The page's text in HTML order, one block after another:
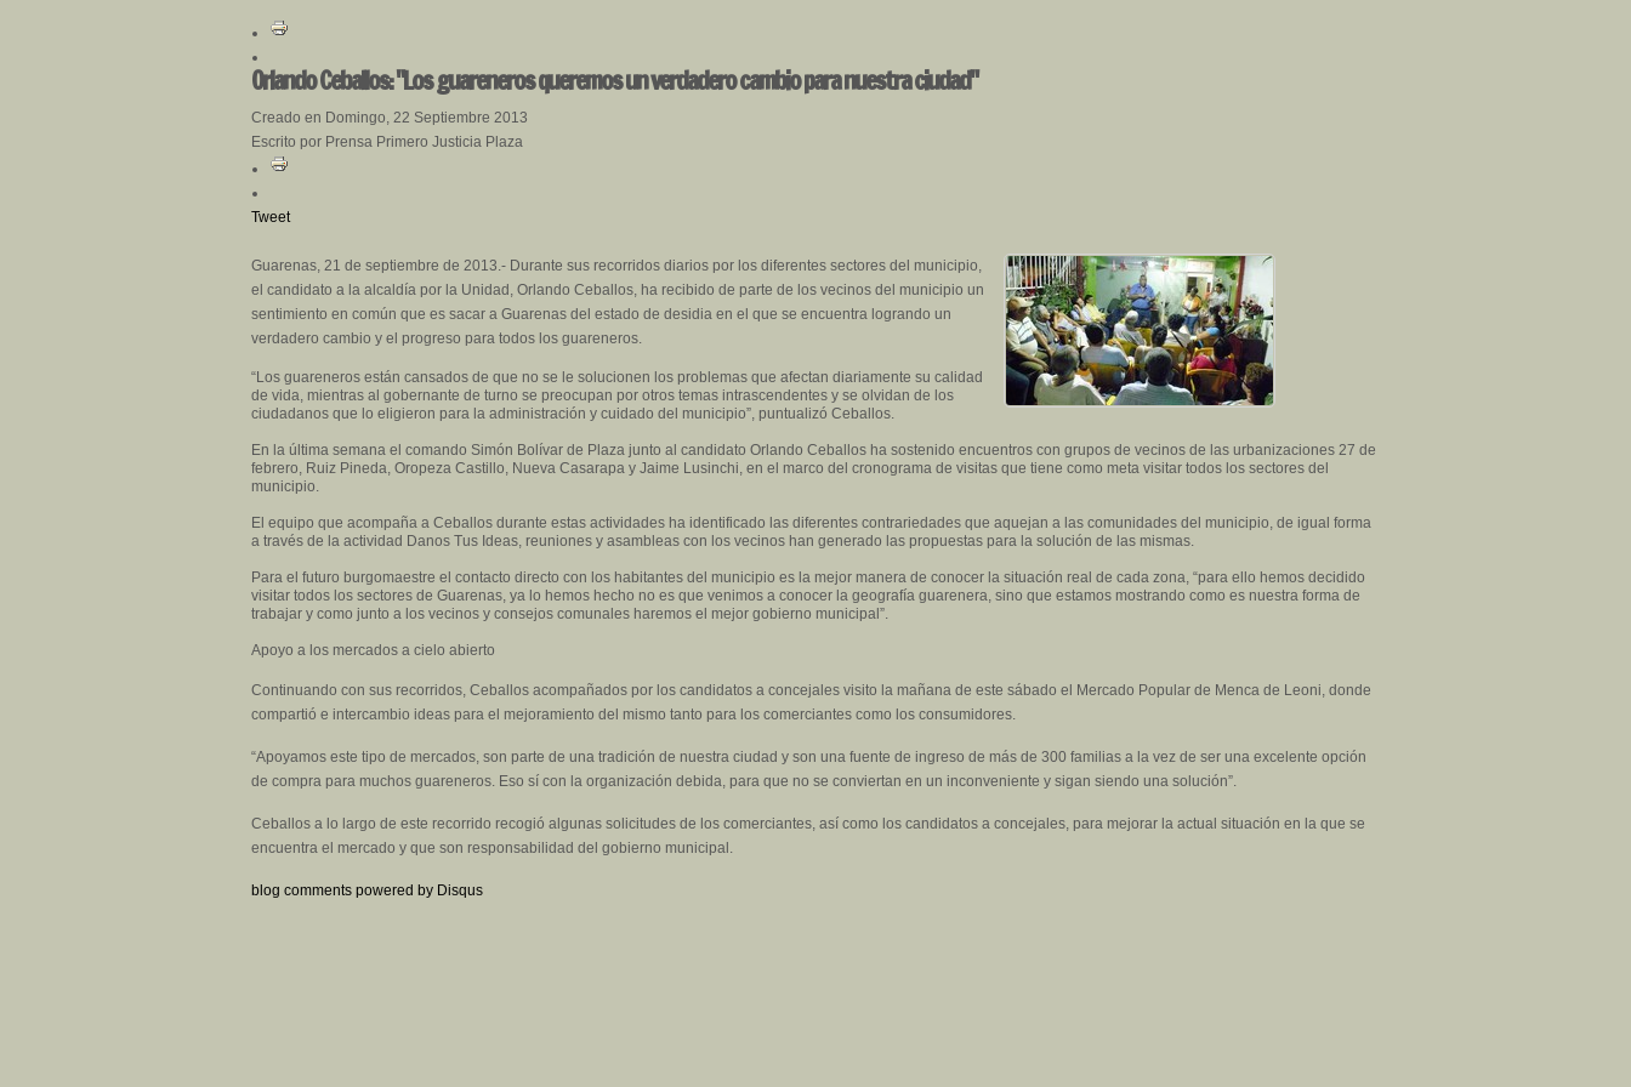
Orlando Ceballos: "Los guareneros queremos un verdadero cambio para nuestra ciudad"
Creado en Domingo, 22 Septiembre 2013
Escrito por Prensa Primero Justicia Plaza
Tweet
Guarenas, 21 de septiembre de 2013.- Durante sus recorridos diarios por los diferentes sectores del municipio,
el candidato a la alcaldía por la Unidad, Orlando Ceballos, ha recibido de parte de los vecinos del municipio un
sentimiento en común que es sacar a Guarenas del estado de desidia en el que se encuentra logrando un
verdadero cambio y el progreso para todos los guareneros.
“Los guareneros están cansados de que no se le solucionen los problemas que afectan diariamente su calidad
de vida, mientras al gobernante de turno se preocupan por otros temas intrascendentes y se olvidan de los
ciudadanos que lo eligieron para la administración y cuidado del municipio”, puntualizó Ceballos.
En la última semana el comando Simón Bolívar de Plaza junto al candidato Orlando Ceballos ha sostenido encuentros con grupos de vecinos de las urbanizaciones 27 de
febrero, Ruiz Pineda, Oropeza Castillo, Nueva Casarapa y Jaime Lusinchi, en el marco del cronograma de visitas que tiene como meta visitar todos los sectores del
municipio.
El equipo que acompaña a Ceballos durante estas actividades ha identificado las diferentes contrariedades que aquejan a las comunidades del municipio, de igual forma
a través de la actividad Danos Tus Ideas, reuniones y asambleas con los vecinos han generado las propuestas para la solución de las mismas.
Para el futuro burgomaestre el contacto directo con los habitantes del municipio es la mejor manera de conocer la situación real de cada zona, “para ello hemos decidido
visitar todos los sectores de Guarenas, ya lo hemos hecho no es que venimos a conocer la geografía guarenera, sino que estamos mostrando como es nuestra forma de
trabajar y como junto a los vecinos y consejos comunales haremos el mejor gobierno municipal”.
Apoyo a los mercados a cielo abierto
Continuando con sus recorridos, Ceballos acompañados por los candidatos a concejales visito la mañana de este sábado el Mercado Popular de Menca de Leoni, donde
compartió e intercambio ideas para el mejoramiento del mismo tanto para los comerciantes como los consumidores.
“Apoyamos este tipo de mercados, son parte de una tradición de nuestra ciudad y son una fuente de ingreso de más de 300 familias a la vez de ser una excelente opción
de compra para muchos guareneros. Eso sí con la organización debida, para que no se conviertan en un inconveniente y sigan siendo una solución”.
Ceballos a lo largo de este recorrido recogió algunas solicitudes de los comerciantes, así como los candidatos a concejales, para mejorar la actual situación en la que se
encuentra el mercado y que son responsabilidad del gobierno municipal.
blog comments powered by Disqus